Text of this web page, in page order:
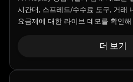
시간대, 스프레드/수수료 도구, 거래
요금제에 대한 라이브 데모를 확인
더 보기